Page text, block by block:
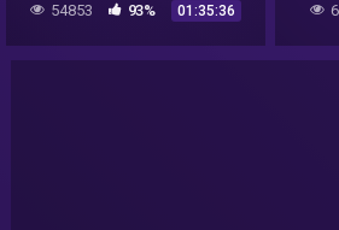
54853 93% 01:35:36